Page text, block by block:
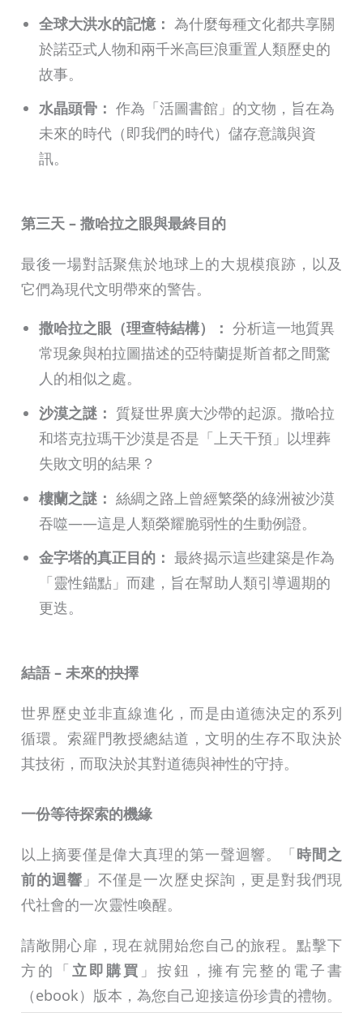
全球大洪水的記憶： 為什麼每種文化都共享關
於諾亞式人物和兩千米高巨浪重置人類歷史的
故事。
水晶頭骨： 作為「活圖書館」的文物，旨在為
未來的時代（即我們的時代）儲存意識與資
訊。
第三天 – 撒哈拉之眼與最終目的
最後一場對話聚焦於地球上的大規模痕跡，以及
它們為現代文明帶來的警告。
撒哈拉之眼（理查特結構）： 分析這一地質異
常現象與柏拉圖描述的亞特蘭提斯首都之間驚
人的相似之處。
沙漠之謎： 質疑世界廣大沙帶的起源。撒哈拉
和塔克拉瑪干沙漠是否是「上天干預」以埋葬
失敗文明的結果？
樓蘭之謎： 絲綢之路上曾經繁榮的綠洲被沙漠
吞噬——這是人類榮耀脆弱性的生動例證。
金字塔的真正目的： 最終揭示這些建築是作為
「靈性錨點」而建，旨在幫助人類引導週期的
更迭。
結語 – 未來的抉擇
世界歷史並非直線進化，而是由道德決定的系列
循環。索羅門教授總結道，文明的生存不取決於
其技術，而取決於其對道德與神性的守持。
一份等待探索的機緣
以上摘要僅是偉大真理的第一聲迴響。「時間之
前的迴響 」不僅是一次歷史探詢，更是對我們現
代社會的一次靈性喚醒。
請敞開心扉，現在就開始您自己的旅程。點擊下
方的「立即購買 」按鈕，擁有完整的電子書
（ebook）版本，為您自己迎接這份珍貴的禮物。